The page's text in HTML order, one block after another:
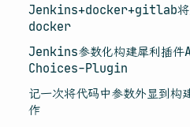
Jenkins+docker+gitlab将
docker
Jenkins参数化构建犀利插
Choices-Plugin
记一次将代码中参数外显到构
作